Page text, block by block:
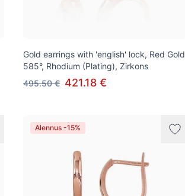
Gold earrings with 'english' lock, Red Gold
585°, Rhodium (Plating), Zirkons
495.50 € 421.18 €
Alennus -15%